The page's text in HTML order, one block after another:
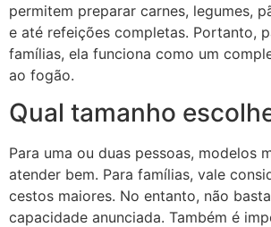
permitem preparar carnes, legumes,
e até refeições completas. Portanto,
famílias, ela funciona como um
ao fogão.
Qual tamanho
Para uma ou duas pessoas, modelos
atender bem. Para famílias, vale
cestos maiores. No entanto, não
capacidade anunciada. Também é